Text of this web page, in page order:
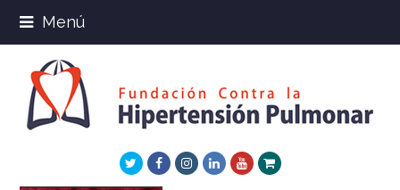
Menú
TwitterFacebookInstagram
LinkedInYoutube
Xing